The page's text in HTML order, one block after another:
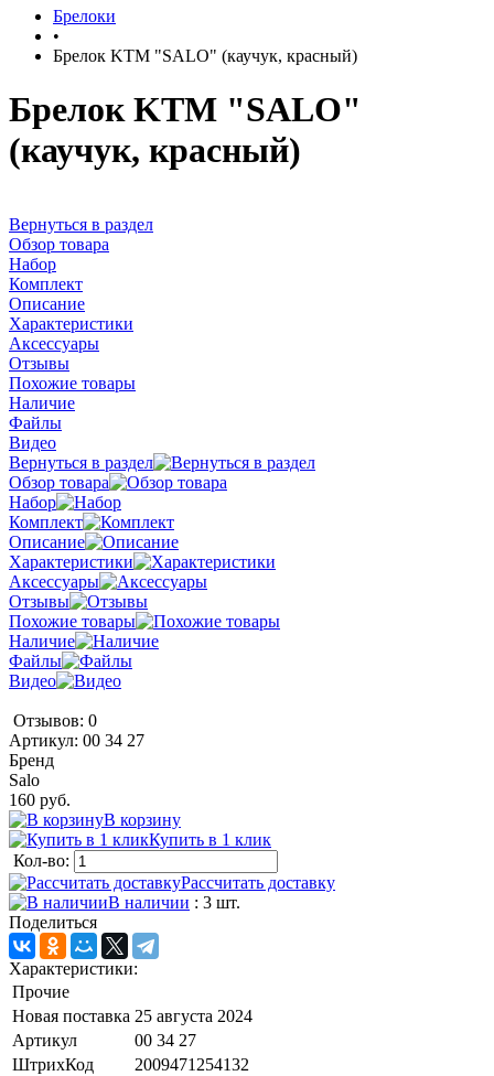
Брелоки
•
Брелок KTM "SALO" (каучук, красный)
Брелок KTM "SALO"
(каучук, красный)
Вернуться в раздел
Обзор товара
Набор
Комплект
Описание
Характеристики
Аксессуары
Отзывы
Похожие товары
Наличие
Файлы
Видео
Вернуться в раздел
Обзор товара
Набор
Комплект
Описание
Характеристики
Аксессуары
Отзывы
Похожие товары
Наличие
Файлы
Видео
Отзывов: 0
Артикул: 00 34 27
Бренд
Salo
160 руб.
В корзину
Купить в 1 клик
Кол-во:
Рассчитать доставку
В наличии : 3 шт.
Поделиться
Характеристики:
Прочие
Новая поставка 25 августа 2024
Артикул
00 34 27
ШтрихКод
2009471254132